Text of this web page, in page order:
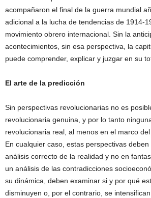
acompañaron el final de la guerra mundial
adicional a la lucha de tendencias de 1914-
movimiento obrero internacional. Sin la
acontecimientos, sin esa perspectiva, la
puede comprender, explicar y juzgar en su
El arte de la predicción
Sin perspectivas revolucionarias no es
revolucionaria genuina, y por lo tanto
revolucionaria real, al menos en el marco
En cualquier caso, estas perspectivas
análisis correcto de la realidad y no en
un análisis de las contradicciones
su dinámica, deben examinar si y por qué
disminuyen o, por el contrario, se